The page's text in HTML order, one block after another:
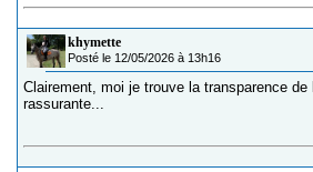
khymette
Posté le 12/05/2026 à 13h16
Clairement, moi je trouve la transparence de
rassurante...